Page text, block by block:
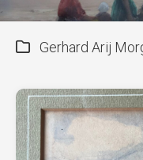
Gerhard Arij